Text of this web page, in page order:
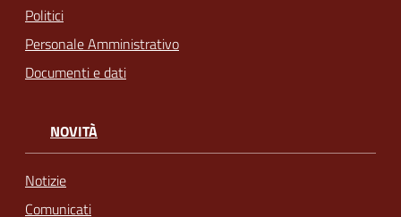
Politici
Personale Amministrativo
Documenti e dati
NOVITÀ
Notizie
Comunicati